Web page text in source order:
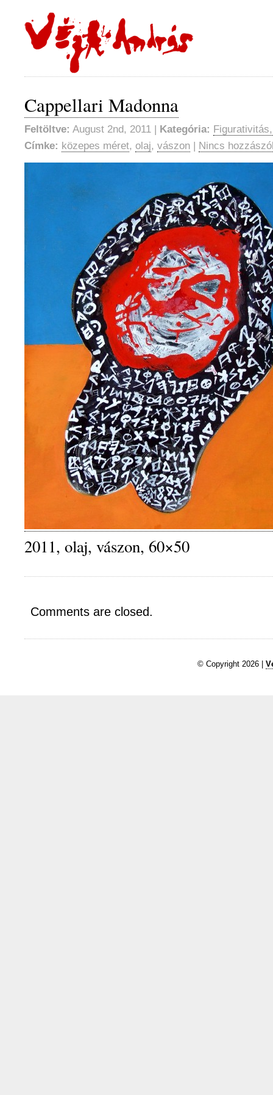
Cappellari Madonna
Feltöltve: August 2nd, 2011 | Kategória:
Címke: közepes méret, olaj, vászon | Nincs
2011, olaj, vászon, 60×50
Comments are closed.
© Copyright 2026 |